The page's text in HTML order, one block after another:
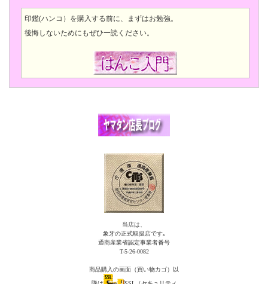
印鑑(ハンコ）を購入する前に、まずはお勉強。
後悔しないためにもぜひ一読ください。
当店は、
象牙の正式取扱店です｡
通商産業省認定事業者番号
T-5-26-0082
商品購入の画面（買い物カゴ）以